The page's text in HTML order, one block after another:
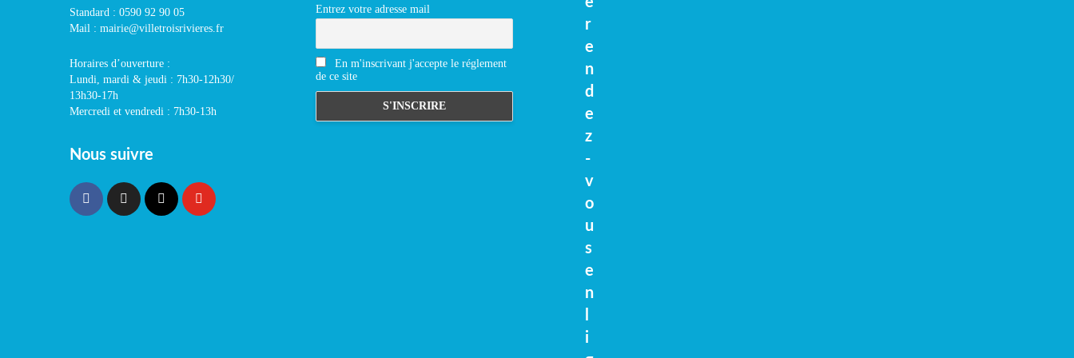
Standard : 0590 92 90 05
Mail : mairie@villetroisrivieres.fr
Horaires d’ouverture :
Lundi, mardi & jeudi : 7h30-12h30/
13h30-17h
Mercredi et vendredi : 7h30-13h
Nous suivre
Entrez votre adresse mail
En m'inscrivant j'accepte le réglement
de ce site
r
e
n
d
e
z
-
v
o
u
s
e
n
i